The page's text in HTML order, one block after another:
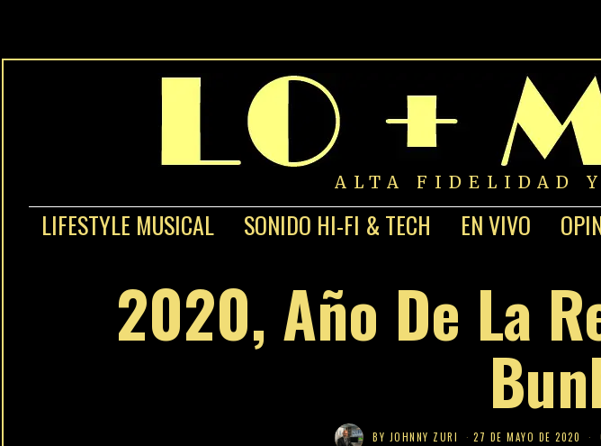
ALTA FIDELIDAD
LIFESTYLE MUSICAL SONIDO HI-FI & TECH EN VIVO
2020, Año De La
BY JOHNNY ZURI 27 DE MAYO DE 2020